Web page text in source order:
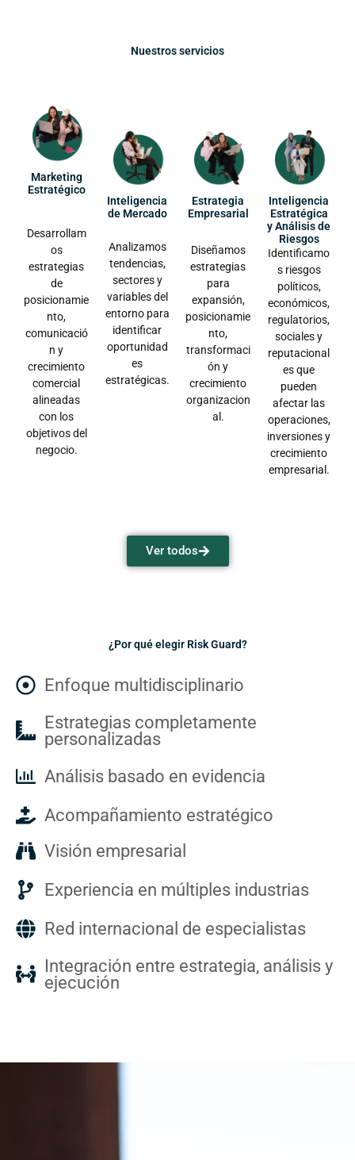
Nuestros servicios
Marketing
Estratégico
Desarrollam
os
estrategias
de
posicionamie
nto,
comunicació
n y
crecimiento
comercial
alineadas
con los
objetivos del
negocio.
Inteligencia
de Mercado
Analizamos
tendencias,
sectores y
variables del
entorno para
identificar
oportunidad
es
estratégicas.
Estrategia
Empresarial
Diseñamos
estrategias
para
expansión,
posicionamie
nto,
transformaci
ón y
crecimiento
organizacion
al.
Inteligencia
Estratégica
y Análisis de
Riesgos
Identificamo
s riesgos
políticos,
económicos,
regulatorios,
sociales y
reputacional
es que
pueden
afectar las
operaciones,
inversiones y
crecimiento
empresarial.
Ver todos
¿Por qué elegir Risk Guard?
Enfoque multidisciplinario
Estrategias completamente
personalizadas
Análisis basado en evidencia
Acompañamiento estratégico
Visión empresarial
Experiencia en múltiples industrias
Red internacional de especialistas
Integración entre estrategia, análisis y
ejecución